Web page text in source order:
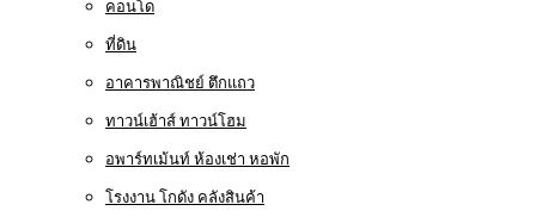
คอนโด
ที่ดิน
อาคารพาณิชย์ ตึกแถว
ทาวน์เฮ้าส์ ทาวน์โฮม
อพาร์ทเม้นท์ ห้องเช่า หอพัก
โรงงาน โกดัง คลังสินค้า